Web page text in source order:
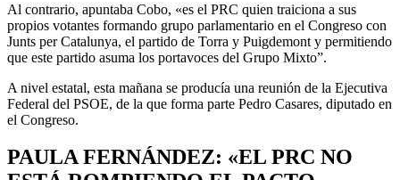
Al contrario, apuntaba Cobo, «es el PRC quien traiciona a sus
propios votantes formando grupo parlamentario en el Congreso con
Junts per Catalunya, el partido de Torra y Puigdemont y permitiendo
que este partido asuma los portavoces del Grupo Mixto”.
A nivel estatal, esta mañana se producía una reunión de la Ejecutiva
Federal del PSOE, de la que forma parte Pedro Casares, diputado en
el Congreso.
PAULA FERNÁNDEZ: «EL PRC NO